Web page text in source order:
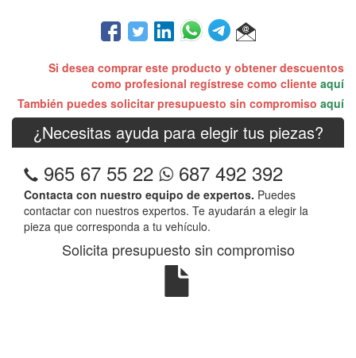
Si desea comprar este producto y obtener descuentos
como profesional regístrese como cliente aquí
También puedes solicitar presupuesto sin compromiso aquí
¿Necesitas ayuda para elegir tus piezas?
965 67 55 22 687 492 392
Contacta con nuestro equipo de expertos. Puedes
contactar con nuestros expertos. Te ayudarán a elegir la
pieza que corresponda a tu vehículo.
Solicita presupuesto sin compromiso